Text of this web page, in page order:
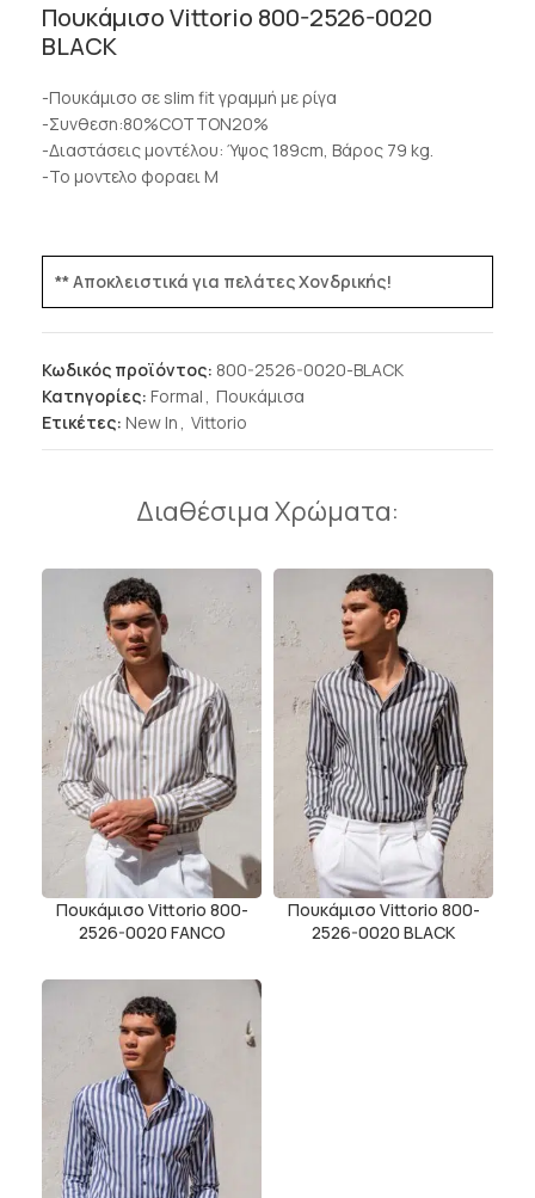
Πουκάμισο Vittorio 800-2526-0020
BLACK
-Πουκάμισο σε slim fit γραμμή με ρίγα
-Συνθεση:80%COTTON20%
-Διαστάσεις μοντέλου: Ύψος 189cm, Βάρος 79 kg.
-Το μοντελο φοραει M
** Αποκλειστικά για πελάτες Χονδρικής!
Κωδικός προϊόντος: 800-2526-0020-BLACK
Κατηγορίες: Formal , Πουκάμισα
Ετικέτες: New In , Vittorio
Διαθέσιμα Χρώματα:
Πουκάμισο Vittorio 800-
2526-0020 FANCO
Πουκάμισο Vittorio 800-
2526-0020 BLACK